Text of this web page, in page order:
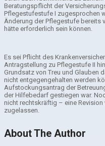
Beratungspflicht der
Pflegestufestufe I zugesprochen
Änderung der Pflegestufe bereits
hätte erforderlich sein können.
Es sei Pflicht des
Antragstellung zu Pflegestufe II
Grundsatz von Treu und Glauben
nicht entgegengehalten werden
Aufstockungsantrag der
der Hilfebedarf gestiegen war.
nicht rechtskräftig – eine
zugelassen.
About The Author